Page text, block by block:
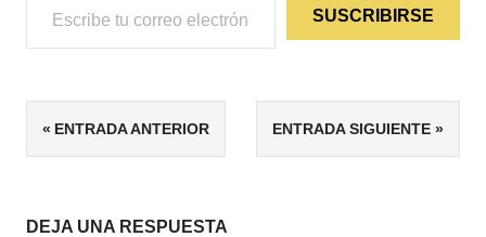
SUSCRIBIRSE
ETIQUETAS
5/5
Navegación
entradas
ENTRADA ANTERIOR ENTRADA SIGUIENTE
DEJA UNA RESPUESTA